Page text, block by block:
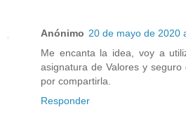
Anónimo 20 de mayo de 2020
Me encanta la idea, voy a
asignatura de Valores y
por compartirla.
Responder